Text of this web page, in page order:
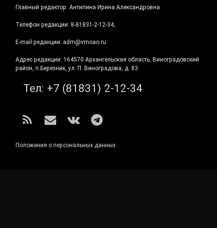
Главный редактор: Антипина Ирина Александровна
Телефон редакции: 8-81831-2-12-34,
E-mail редакции: adm@vmoao.ru
Адрес редакции: 164570 Архангельская область, Виноградовский
район, п.Березник, ул. П. Виноградова, д. 83.
Тел: +7 (81831) 2-12-34
RSS E-mailВКонтакте
Telegram
Положения о персональных данных